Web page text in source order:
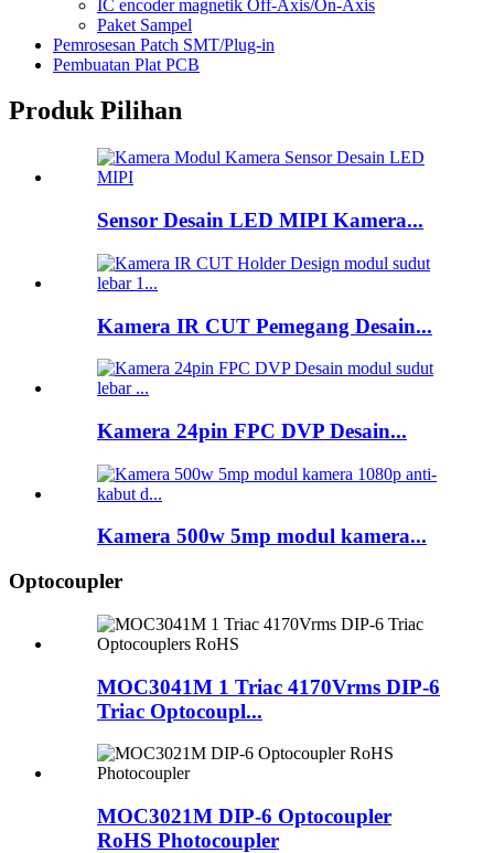
IC encoder magnetik Off-Axis/On-Axis
Paket Sampel
Pemrosesan Patch SMT/Plug-in
Pembuatan Plat PCB
Produk Pilihan
Sensor Desain LED MIPI Kamera...
Kamera IR CUT Pemegang Desain...
Kamera 24pin FPC DVP Desain...
Kamera 500w 5mp modul kamera...
Optocoupler
MOC3041M 1 Triac 4170Vrms DIP-6
Triac Optocoupl...
MOC3021M DIP-6 Optocoupler
RoHS Photocoupler